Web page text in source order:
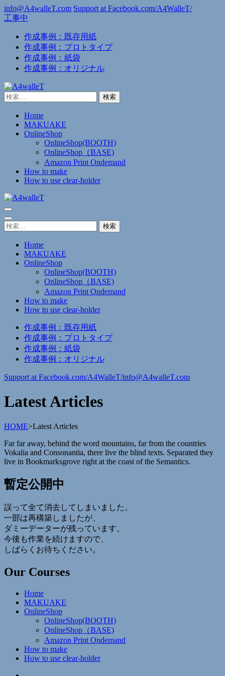
コ
ン
キ
ッ
プ
(Enter
info@A4walleT.com Support at Facebook.com/A4WalleT/
工事中
作成事例：既存用紙
作成事例：プロトタイプ
作成事例：紙袋
作成事例：オリジナル
検
Home
MAKUAKE
OnlineShop
OnlineShop(BOOTH)
OnlineShop（BASE)
Amazon Print Ondemand
How to make
How to use clear-holder
薄すぎる財布
検
Home
MAKUAKE
OnlineShop
OnlineShop(BOOTH)
OnlineShop（BASE)
Amazon Print Ondemand
How to make
How to use clear-holder
作成事例：既存用紙
作成事例：プロトタイプ
作成事例：紙袋
作成事例：オリジナル
Support at Facebook.com/A4WalleT/info@A4walleT.com
Latest Articles
HOME>Latest Articles
Far far away, behind the word mountains, far from the countries
Vokalia and Consonantia, there live the blind texts. Separated they
live in Bookmarksgrove right at the coast of the Semantics.
暫定公開中
誤って全て消去してしまいました。
一部は再構築しましたが、
ダミーデーターが残っています。
今後も作業を続けますので、
しばらくお待ちください。
Our Courses
Home
MAKUAKE
OnlineShop
OnlineShop(BOOTH)
OnlineShop（BASE)
Amazon Print Ondemand
How to make
How to use clear-holder